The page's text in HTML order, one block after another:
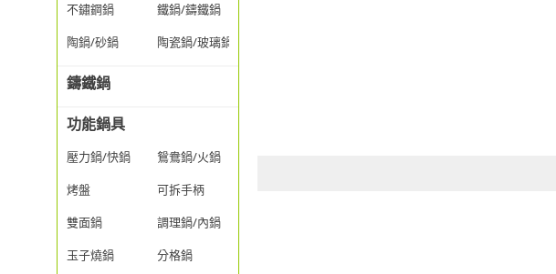
不鏽鋼鍋
鐵鍋/鑄鐵鍋
陶鍋/砂鍋
陶瓷鍋/玻璃鍋/透明鍋
鑄鐵鍋
功能鍋具
壓力鍋/快鍋
鴛鴦鍋/火鍋
烤盤
可拆手柄
雙面鍋
調理鍋/內鍋
玉子燒鍋
分格鍋